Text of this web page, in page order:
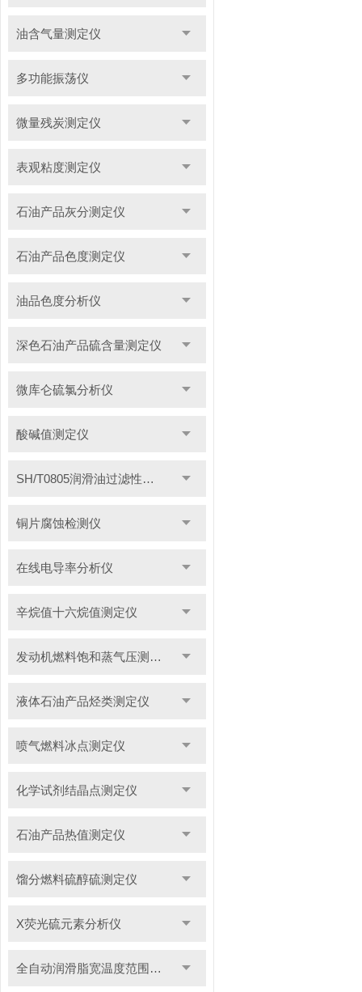
油含气量测定仪
多功能振荡仪
微量残炭测定仪
表观粘度测定仪
石油产品灰分测定仪
石油产品色度测定仪
油品色度分析仪
深色石油产品硫含量测定仪
微库仑硫氯分析仪
酸碱值测定仪
SH/T0805润滑油过滤性测定仪
铜片腐蚀检测仪
在线电导率分析仪
辛烷值十六烷值测定仪
发动机燃料饱和蒸气压测定仪
液体石油产品烃类测定仪
喷气燃料冰点测定仪
化学试剂结晶点测定仪
石油产品热值测定仪
馏分燃料硫醇硫测定仪
X荧光硫元素分析仪
全自动润滑脂宽温度范围滴点测定仪